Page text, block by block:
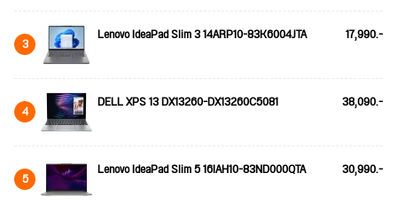
3 Lenovo IdeaPad Slim 3 14ARP10-83K6004JTA 17,990.-
4 DELL XPS 13 DX13260-DX13260C5081 38,090.-
5 Lenovo IdeaPad Slim 5 16IAH10-83ND000QTA 30,990.-